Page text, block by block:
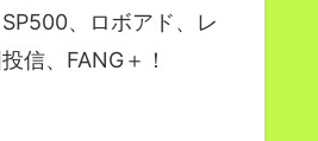
SP500、ロボアド、レ
信、FANG＋！